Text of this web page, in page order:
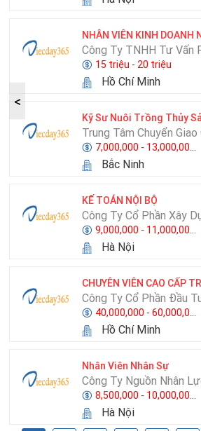
15 triệu - 20 triệu
Hồ Chí Minh
Kỹ Sư Nuôi Trồng Thủy
7,000,000 - 13,000,000 VNĐ
Bắc Ninh
KẾ TOÁN NỘI BỘ
9,000,000 - 11,000,000 VNĐ
Hà Nội
CHUYÊN VIÊN CAO CẤP
Công Ty Cổ Phần Đầu
40,000,000 - 60,000,000 VNĐ
Hồ Chí Minh
Nhân Viên Nhân Sự
Công Ty Nguồn Nhân
8,500,000 - 10,000,000 VNĐ
Hà Nội